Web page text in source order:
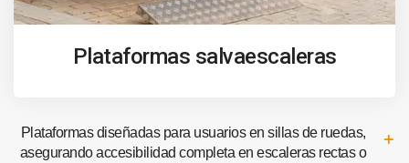
Plataformas salvaescaleras
Plataformas diseñadas para usuarios en sillas de ruedas,
asegurando accesibilidad completa en escaleras rectas o